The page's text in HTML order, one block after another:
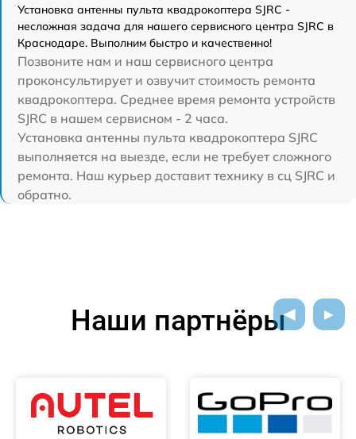
Установка антенны пульта квадрокоптера SJRC -
несложная задача для нашего сервисного центра SJRC в
Краснодаре. Выполним быстро и качественно!
Позвоните нам и наш сервисного центра
проконсультирует и озвучит стоимость ремонта
квадрокоптера. Среднее время ремонта устройств
SJRC в нашем сервисном - 2 часа.
Установка антенны пульта квадрокоптера SJRC
выполняется на выезде, если не требует сложного
ремонта. Наш курьер доставит технику в сц SJRC и
обратно.
Наши партнёры